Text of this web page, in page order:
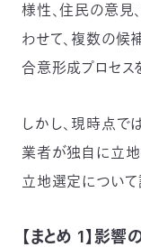
様性、住民の意見
わせて、複数の候
合意形成プロセス
しかし、現時点で
業者が独自に立地
立地選定について
【まとめ 1】影